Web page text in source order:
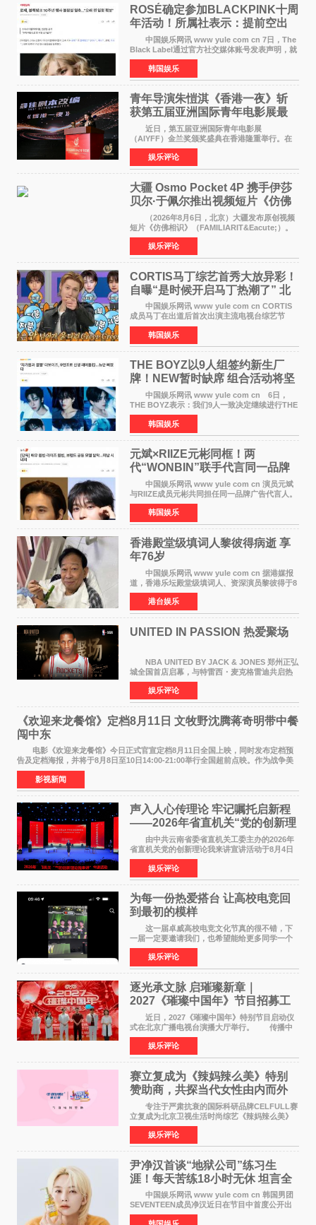
ROSÉ确定参加BLACKPINK十周
年活动！所属社表示：提前空出
了时间
中国娱乐网讯 www yule com cn 7日，The
Black Label通过官方社交媒体账号发表声明，就
近期网络上关于ROS&Eacute;个人行程及是否参
加BLACKPINK出道纪念活动的种种猜测作出正
式回应。 Th
韩国娱乐
青年导演朱愷淇《香港一夜》斩
获第五届亚洲国际青年电影展最
佳剧本改编奖
近日，第五届亚洲国际青年电影展
（AIYFF）金兰奖颁奖盛典在香港隆重举行。在
这场汇聚数百位海内外电影人、文化界人士及媒
体代表的亚洲青年影视盛会上，香港本土电影
《香港一夜》（Dawn in Ho
娱乐评论
大疆 Osmo Pocket 4P 携手伊莎
贝尔·于佩尔推出视频短片《仿佛
相识》
（2026年8月6日，北京）大疆发布原创视频
短片《仿佛相识》（FAMILIARIT&Eacute;）。
视频短片由戛纳国际电影节最佳女演员伊莎贝尔·
于佩尔（Isabelle Huppert）主演，全程使用大
疆首款双主摄口
娱乐评论
CORTIS马丁综艺首秀大放异彩！
自曝“是时候开启马丁热潮了” 北
美巡演火热进行中
中国娱乐网讯 www yule com cn CORTIS
成员马丁在出道后首次出演主流电视台综艺节
目，展现了多才多艺的魅力。 马丁出演了5日
播出的MBC《Radio Star》Fashion与Passion
之间，I&lsquo;m
韩国娱乐
THE BOYZ以9人组签约新生厂
牌！NEW暂时缺席 组合活动将坚
定不移继续
中国娱乐网讯 www yule com cn 6日，
THE BOYZ表示：我们9人一致决定继续进行THE
BOYZ组合活动，并且已经完成了组合团体活动
签约。目前正在新生厂牌下进行活动准备。尚未
离开THE BOYZ原所
韩国娱乐
元斌×RIIZE元彬同框！两
代“WONBIN”联手代言同一品牌
颜值天花板合体
中国娱乐网讯 www yule com cn 演员元斌
与RIIZE成员元彬共同担任同一品牌广告代言人。
6日据独家报道，继演员元斌之后，RIIZE元彬最
近也被选为某在线中介平台A公司的共同广告代言
人，两人将作
韩国娱乐
香港殿堂级填词人黎彼得病逝 享
年76岁​
中国娱乐网讯 www yule com cn 据港媒报
道，香港乐坛殿堂级填词人、资深演员黎彼得于8
月5日上午因病离世，终年76岁。好友钟志光透
露，黎彼得今年3月中风后便卧床休养，身体机能
持续衰退，最
港台娱乐
UNITED IN PASSION 热爱聚场
NBA UNITED BY JACK & JONES 郑州正弘
城全国首店启幕，与特雷西・麦克格雷迪共启热
爱 2026 年7 月21 日，
NBAUNITEDBYJACK&JONES 全国首店，于郑
州正弘城正式启幕。NBA 传奇球星
娱乐评论
《欢迎来龙餐馆》定档8月11日 文牧野沈腾蒋奇明带中餐
闯中东
电影《欢迎来龙餐馆》今日正式官宣定档8月11日全国上映，同时发布定档预
告及定档海报，并将于8月8日至10日14:00-21:00举行全国超前点映。作为战争美
食大片，影片讲述的是中国厨师徐福（沈腾
影视新闻
声入人心传理论 牢记嘱托启新程
——2026年省直机关“党的创新理
论我来讲”宣讲活动圆满落幕
由中共云南省委省直机关工委主办的2026年
省直机关党的创新理论我来讲宣讲活动于8月4日
至5日在昆明举办。活动以 "牢记嘱托 感恩奋进
开创云南发展新局面 "为主题，坚持以新时代中国
特色社会主义
娱乐评论
为每一份热爱搭台 让高校电竞回
到最初的模样
这一届卓威高校电竞文化节真的很不错，下
一届一定要邀请我们，也希望能给更多同学一个
来到现场的机会。 2026卓威高校电竞文化节
已经落下帷幕，在活动结束后，仍有不少高校电
竞社负责人和现
娱乐评论
逐光承文脉 启璀璨新章｜
2027《璀璨中国年》节目招募工
作圆满启动
近日，2027《璀璨中国年》特别节目启动仪
式在北京广播电视台演播大厅举行。 传播中
华优秀传统文化，弘扬纯正国风艺术，打造高规
格、高质感、正能量的文艺盛典，是璀璨中国年
矢志不渝的初心
娱乐评论
赛立复成为《辣妈辣么美》特别
赞助商，共探当代女性由内而外
活力美
专注于严肃抗衰的国际科研品牌CELFULL赛
立复成为北京卫视生活时尚综艺《辣妈辣么美》
的特别赞助商,明星辣妈袁咏仪倾情参与，向广大
都市女性传递健康生活新主张，寄语当代女性在
家庭与自我之间
娱乐评论
尹净汉首谈“地狱公司”练习生
涯！每天苦练18小时无休 坦言全
靠成员撑过来
中国娱乐网讯 www yule com cn 韩国男团
SEVENTEEN成员净汉近日在节目中首度公开出
道前的残酷练习生经历，并提及经纪公司Pledis